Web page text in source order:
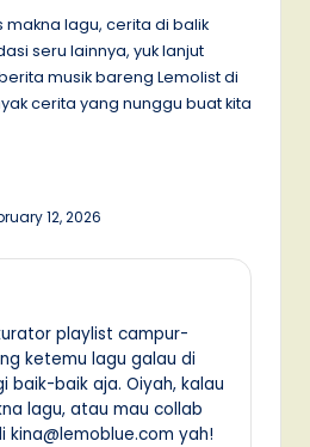
makna lagu, cerita di balik
seru lainnya, yuk lanjut
musik bareng Lemolist di
cerita yang nunggu buat kita
12, 2026
playlist campur-
ketemu lagu galau di
baik-baik aja. Oiyah, kalau
lagu, atau mau collab
kina@lemoblue.com yah!